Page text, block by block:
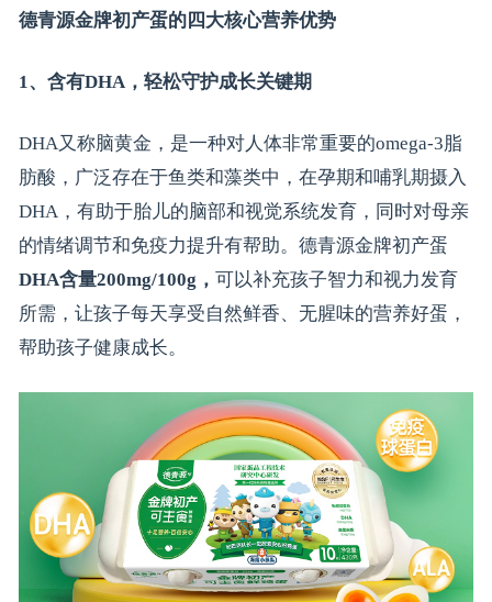
德青源金牌初产蛋的四大核心营养优势
1、含有DHA，轻松守护成长关键期
DHA又称脑黄金，是一种对人体非常重要的omega-3脂
肪酸，广泛存在于鱼类和藻类中，在孕期和哺乳期摄入
DHA，有助于胎儿的脑部和视觉系统发育，同时对母亲
的情绪调节和免疫力提升有帮助。德青源金牌初产蛋
DHA含量200mg/100g， 可以补充孩子智力和视力发育
所需，让孩子每天享受自然鲜香、无腥味的营养好蛋，
帮助孩子健康成长。